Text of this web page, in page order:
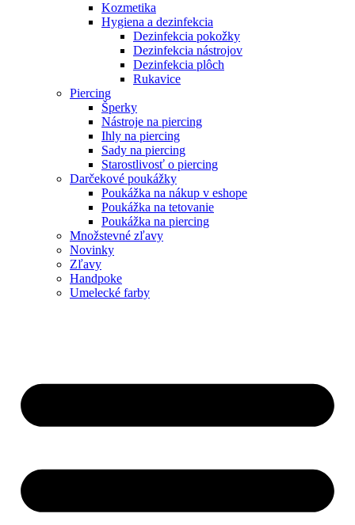
Kozmetika
Hygiena a dezinfekcia
Dezinfekcia pokožky
Dezinfekcia nástrojov
Dezinfekcia plôch
Rukavice
Piercing
Šperky
Nástroje na piercing
Ihly na piercing
Sady na piercing
Starostlivosť o piercing
Darčekové poukážky
Poukážka na nákup v eshope
Poukážka na tetovanie
Poukážka na piercing
Množstevné zľavy
Novinky
Zľavy
Handpoke
Umelecké farby